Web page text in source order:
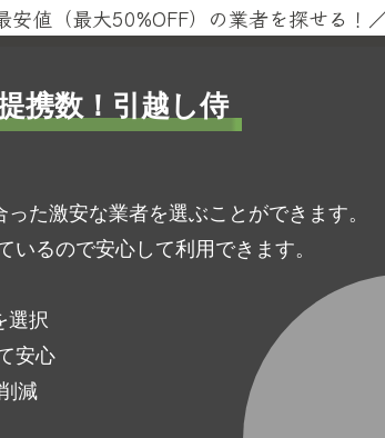
値（最大50%OFF）の業者を探せる！
携数！引越し侍
た激安な業者を選ぶことができます。
るので安心して利用できます。
選択
安心
減